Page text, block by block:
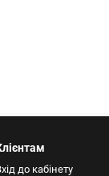
до кабінету